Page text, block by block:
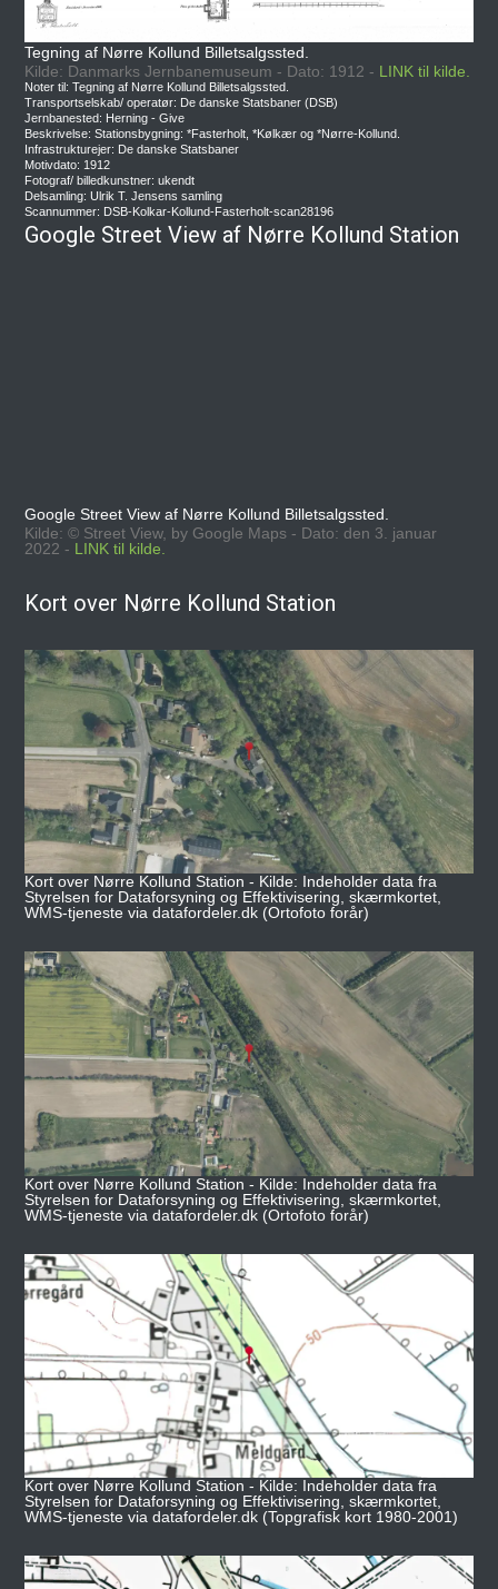
Tegning af Nørre Kollund Billetsalgssted.
Kilde: Danmarks Jernbanemuseum - Dato: 1912 - LINK til kilde.
Noter til: Tegning af Nørre Kollund Billetsalgssted.
Transportselskab/ operatør: De danske Statsbaner (DSB)
Jernbanested: Herning - Give
Beskrivelse: Stationsbygning: *Fasterholt, *Kølkær og *Nørre-Kollund.
Infrastrukturejer: De danske Statsbaner
Motivdato: 1912
Fotograf/ billedkunstner: ukendt
Delsamling: Ulrik T. Jensens samling
Scannummer: DSB-Kolkar-Kollund-Fasterholt-scan28196
Google Street View af Nørre Kollund Station
Google Street View af Nørre Kollund Billetsalgssted.
Kilde: © Street View, by Google Maps - Dato: den 3. januar
2022 - LINK til kilde.
Kort over Nørre Kollund Station
Kort over Nørre Kollund Station - Kilde: Indeholder data fra
Styrelsen for Dataforsyning og Effektivisering, skærmkortet,
WMS-tjeneste via datafordeler.dk (Ortofoto forår)
Kort over Nørre Kollund Station - Kilde: Indeholder data fra
Styrelsen for Dataforsyning og Effektivisering, skærmkortet,
WMS-tjeneste via datafordeler.dk (Ortofoto forår)
Kort over Nørre Kollund Station - Kilde: Indeholder data fra
Styrelsen for Dataforsyning og Effektivisering, skærmkortet,
WMS-tjeneste via datafordeler.dk (Topgrafisk kort 1980-2001)